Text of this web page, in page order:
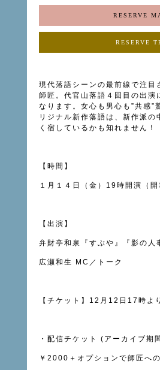
RESERVE
RESERVE
現代落語シーンの最前線で注目
師匠。代官山落語４回目の出演
なります。女心も男心も”共感”
リジナル新作落語は、新作派の
く宿しているかも知れません！
【時間】
１月１４日（金）19時開演（開
【出演】
弁財亭和泉『すぶや』『影の人
広瀬和生 MC／トーク
【チケット】12月12日17時よ
・配信チケット (アーカイブ期
￥2000＋オプションで師匠へ